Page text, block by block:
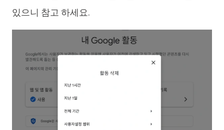
있으니 참고 하세요.